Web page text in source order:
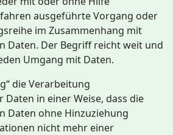
ausgeführte Vorgang oder
im Zusammenhang mit
Daten. Der Begriff reicht weit und
Umgang mit Daten.
die Verarbeitung
in einer Weise, dass die
Daten ohne Hinzuziehung
nicht mehr einer